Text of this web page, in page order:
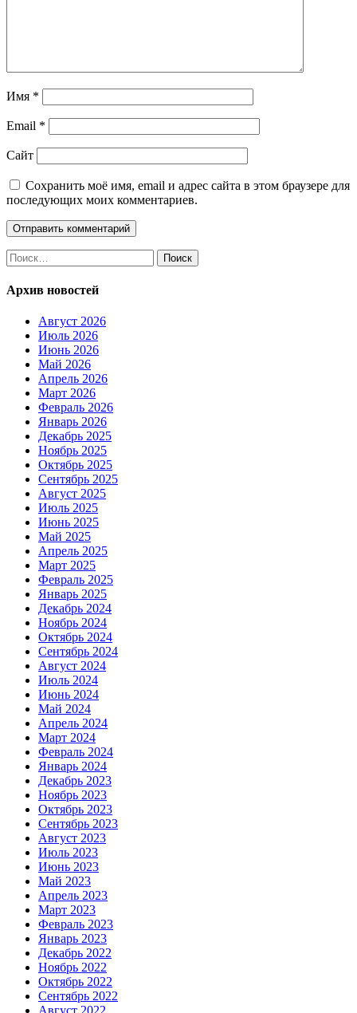
Имя *
Email *
Сайт
Сохранить моё имя, email и адрес сайта в этом браузере для
последующих моих комментариев.
Найти:
Архив новостей
Август 2026
Июль 2026
Июнь 2026
Май 2026
Апрель 2026
Март 2026
Февраль 2026
Январь 2026
Декабрь 2025
Ноябрь 2025
Октябрь 2025
Сентябрь 2025
Август 2025
Июль 2025
Июнь 2025
Май 2025
Апрель 2025
Март 2025
Февраль 2025
Январь 2025
Декабрь 2024
Ноябрь 2024
Октябрь 2024
Сентябрь 2024
Август 2024
Июль 2024
Июнь 2024
Май 2024
Апрель 2024
Март 2024
Февраль 2024
Январь 2024
Декабрь 2023
Ноябрь 2023
Октябрь 2023
Сентябрь 2023
Август 2023
Июль 2023
Июнь 2023
Май 2023
Апрель 2023
Март 2023
Февраль 2023
Январь 2023
Декабрь 2022
Ноябрь 2022
Октябрь 2022
Сентябрь 2022